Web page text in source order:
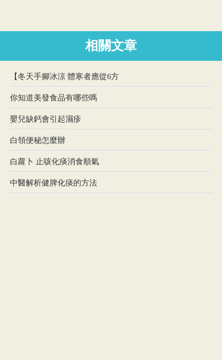
相關文章
【冬天手腳冰涼 體寒者應從6方
你知道美發食品有哪些嗎
嬰兒缺鈣會引起濕疹
白領便秘怎麼辦
白蘿卜 止咳化痰消食順氣
中醫解析健脾化痰的方法